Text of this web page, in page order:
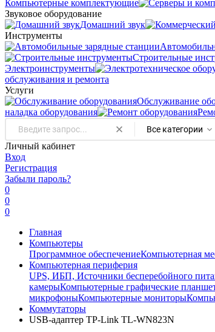
Компьютерные комплектующие
Звуковое оборудование
Домашний звук
Инструменты
Строительные
Электроинструменты
обслуживания и ремонта
Услуги
Oбслуживание
наладка оборудования
Все категории
Личный кабинет
Вход
Регистрация
Забыли пароль?
0
0
0
Главная
Компьютеры
Программное обеспечениеКомпьютерная
Компьютерная периферия
UPS, ИБП, Источники бесперебойного
камерыКомпьютерные графические
микрофоныКомпьютерные мониторы
Коммутаторы
USB-адаптер TP-Link TL-WN823N